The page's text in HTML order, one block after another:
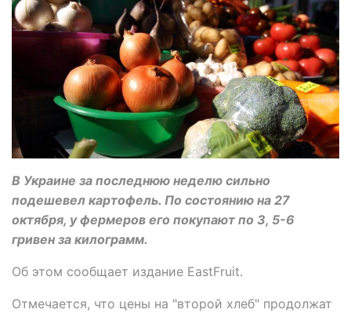
В Украине за последнюю неделю сильно
подешевел картофель. По состоянию на 27
октября, у фермеров его покупают по 3, 5-6
гривен за килограмм.
Об этом сообщает издание EastFruit.
Отмечается, что цены на "второй хлеб" продолжат